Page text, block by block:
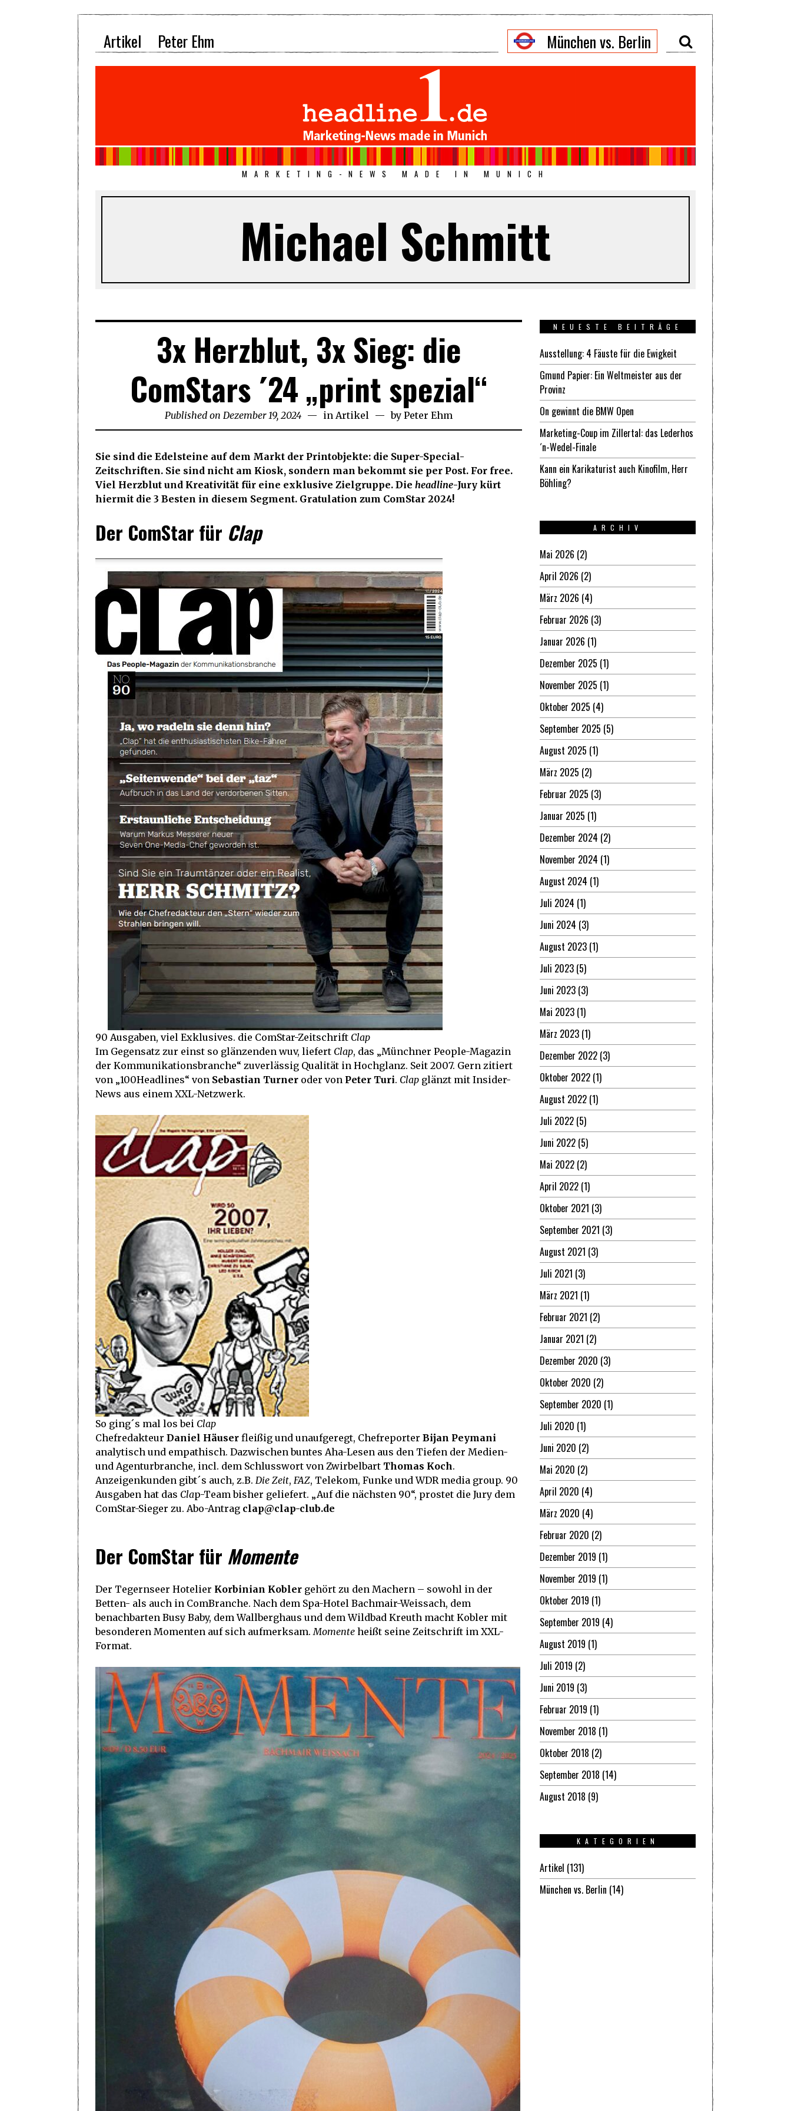
Artikel München vs. Berlin
Peter Ehm
MARKETING-NEWS MADE IN MUNICH
Michael Schmitt
3x Herzblut, 3x Sieg: die
ComStars ´24 „print spezial“
Published on Dezember 19, 2024 Dezember
19,
in Artikel by Peter Ehm
Sie sind die Edelsteine auf dem Markt der Printobjekte: die Super-Special-
Zeitschriften. Sie sind nicht am Kiosk, sondern man bekommt sie per Post. For free.
Viel Herzblut und Kreativität für eine exklusive Zielgruppe. Die headline-Jury kürt
hiermit die 3 Besten in diesem Segment. Gratulation zum ComStar 2024!
Der ComStar für Clap
90 Ausgaben, viel Exklusives. die ComStar-Zeitschrift Clap
Im Gegensatz zur einst so glänzenden wuv, liefert Clap, das „Münchner People-Magazin
der Kommunikationsbranche“ zuverlässig Qualität in Hochglanz. Seit 2007. Gern zitiert
von „100Headlines“ von Sebastian Turner oder von Peter Turi. Clap glänzt mit Insider-
News aus einem XXL-Netzwerk.
So ging´s mal los bei Clap
Chefredakteur Daniel Häuser fleißig und unaufgeregt, Chefreporter Bijan Peymani
analytisch und empathisch. Dazwischen buntes Aha-Lesen aus den Tiefen der Medien-
und Agenturbranche, incl. dem Schlusswort von Zwirbelbart Thomas Koch.
Anzeigenkunden gibt´s auch, z.B. Die Zeit, FAZ, Telekom, Funke und WDR media group. 90
Ausgaben hat das Clap-Team bisher geliefert. „Auf die nächsten 90“, prostet die Jury dem
ComStar-Sieger zu. Abo-Antrag clap@clap-club.de
Der ComStar für Momente
Der Tegernseer Hotelier Korbinian Kobler gehört zu den Machern – sowohl in der
Betten- als auch in ComBranche. Nach dem Spa-Hotel Bachmair-Weissach, dem
benachbarten Busy Baby, dem Wallberghaus und dem Wildbad Kreuth macht Kobler mit
besonderen Momenten auf sich aufmerksam.Momente heißt seine Zeitschrift im XXL-
Format.
NEUESTE BEITRÄGE
Ausstellung: 4 Fäuste für die Ewigkeit
Gmund Papier: Ein Weltmeister aus der
Provinz
On gewinnt die BMW Open
Marketing-Coup im Zillertal: das Lederhos
´n-Wedel-Finale
Kann ein Karikaturist auch Kinofilm, Herr
Böhling?
ARCHIV
Mai 2026 (2)
April 2026 (2)
März 2026 (4)
Februar 2026 (3)
Januar 2026 (1)
Dezember 2025 (1)
November 2025 (1)
Oktober 2025 (4)
September 2025 (5)
August 2025 (1)
März 2025 (2)
Februar 2025 (3)
Januar 2025 (1)
Dezember 2024 (2)
November 2024 (1)
August 2024 (1)
Juli 2024 (1)
Juni 2024 (3)
August 2023 (1)
Juli 2023 (5)
Juni 2023 (3)
Mai 2023 (1)
März 2023 (1)
Dezember 2022 (3)
Oktober 2022 (1)
August 2022 (1)
Juli 2022 (5)
Juni 2022 (5)
Mai 2022 (2)
April 2022 (1)
Oktober 2021 (3)
September 2021 (3)
August 2021 (3)
Juli 2021 (3)
März 2021 (1)
Februar 2021 (2)
Januar 2021 (2)
Dezember 2020 (3)
Oktober 2020 (2)
September 2020 (1)
Juli 2020 (1)
Juni 2020 (2)
Mai 2020 (2)
April 2020 (4)
März 2020 (4)
Februar 2020 (2)
Dezember 2019 (1)
November 2019 (1)
Oktober 2019 (1)
September 2019 (4)
August 2019 (1)
Juli 2019 (2)
Juni 2019 (3)
Februar 2019 (1)
November 2018 (1)
Oktober 2018 (2)
September 2018 (14)
August 2018 (9)
KATEGORIEN
Artikel (131)
München vs. Berlin (14)